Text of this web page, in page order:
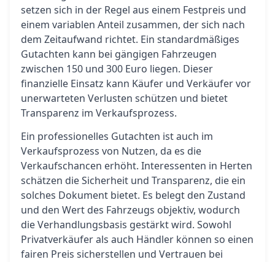
setzen sich in der Regel aus einem Festpreis und
einem variablen Anteil zusammen, der sich nach
dem Zeitaufwand richtet. Ein standardmäßiges
Gutachten kann bei gängigen Fahrzeugen
zwischen 150 und 300 Euro liegen. Dieser
finanzielle Einsatz kann Käufer und Verkäufer vor
unerwarteten Verlusten schützen und bietet
Transparenz im Verkaufsprozess.
Ein professionelles Gutachten ist auch im
Verkaufsprozess von Nutzen, da es die
Verkaufschancen erhöht. Interessenten in Herten
schätzen die Sicherheit und Transparenz, die ein
solches Dokument bietet. Es belegt den Zustand
und den Wert des Fahrzeugs objektiv, wodurch
die Verhandlungsbasis gestärkt wird. Sowohl
Privatverkäufer als auch Händler können so einen
fairen Preis sicherstellen und Vertrauen bei